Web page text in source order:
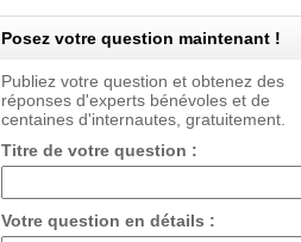
Posez votre question maintenant !
Publiez votre question et obtenez des
réponses d'experts bénévoles et de
centaines d'internautes, gratuitement.
Titre de votre question :
Votre question en détails :